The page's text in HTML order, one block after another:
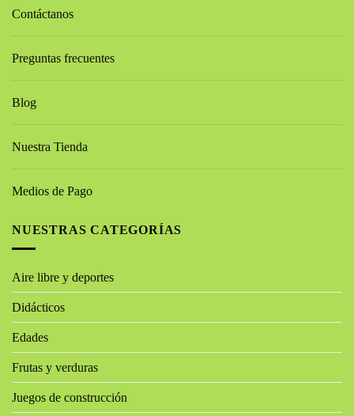
Contáctanos
Preguntas frecuentes
Blog
Nuestra Tienda
Medios de Pago
NUESTRAS CATEGORÍAS
Aire libre y deportes
Didácticos
Edades
Frutas y verduras
Juegos de construcción